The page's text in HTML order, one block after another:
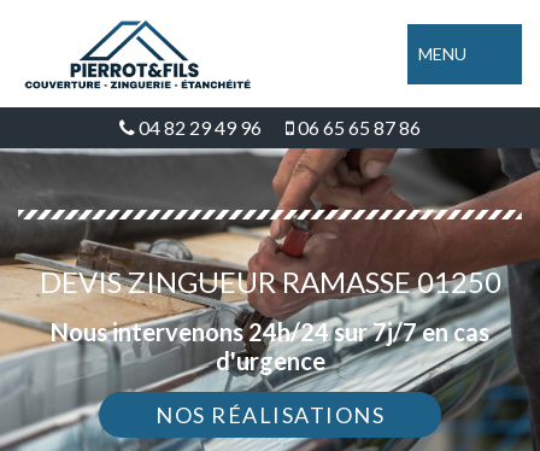
MENU
04 82 29 49 96 06 65 65 87 86
DEVIS ZINGUEUR RAMASSE 01250
Nous intervenons 24h/24 sur 7j/7 en cas
d'urgence
NOS RÉALISATIONS